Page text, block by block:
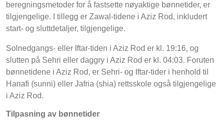
beregningsmetoder for å fastsette nøyaktige bønnetider, er
tilgjengelige. I tillegg er Zawal-tidene i Aziz Rod, inkludert
start- og sluttdetaljer, tilgjengelige.
Solnedgangs- eller Iftar-tiden i Aziz Rod er kl. 19:16, og
slutten på Sehri eller daggry i Aziz Rod er kl. 04:03. Foruten
bønnetidene i Aziz Rod, er Sehri- og Iftar-tider i henhold til
Hanafi (sunni) eller Jafria (shia) rettsskole også tilgjengelige
i Aziz Rod.
Tilpasning av bønnetider